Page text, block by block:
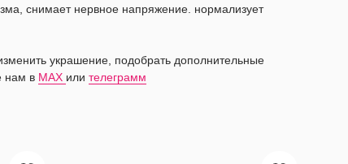
снимает нервное напряжение. нормализует
украшение, подобрать дополнительные
нам в MAX или телеграмм